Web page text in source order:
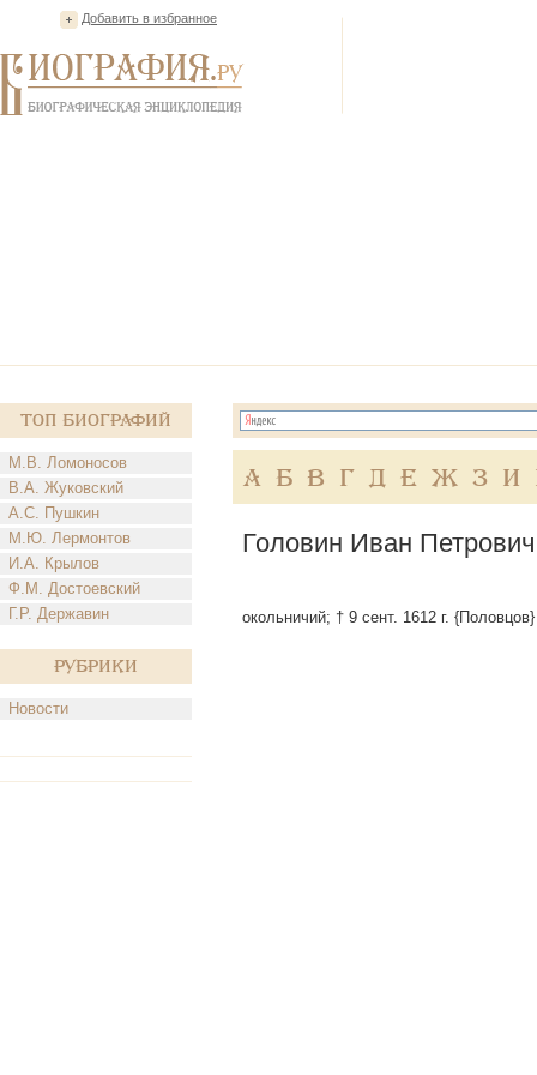
Добавить в избранное
Топ Биографий
М.В. Ломоносов
В.А. Жуковский
А.С. Пушкин
М.Ю. Лермонтов
И.А. Крылов
Ф.М. Достоевский
Г.Р. Державин
Рубрики
Новости
А Б В Г Д Е Ж З И
Головин Иван
окольничий; † 9 сент. 1612 г. {Половцов}